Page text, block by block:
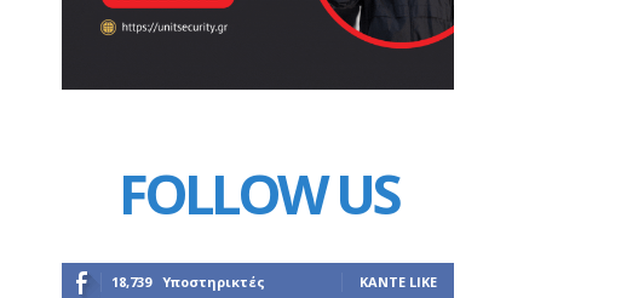
FOLLOW US
18,739 Υποστηρικτές ΚΆΝΤΕ LIKE